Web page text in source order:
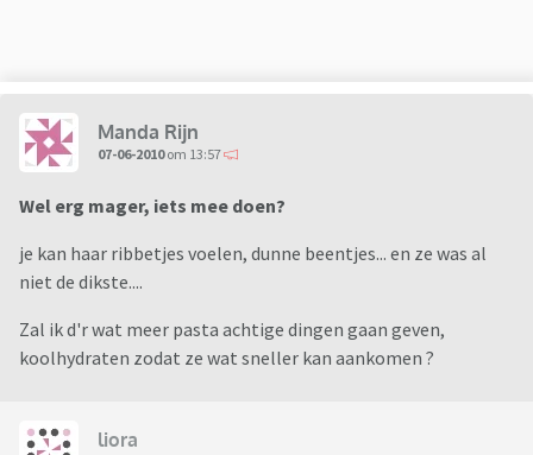
Manda Rijn
07-06-2010om 13:57
Wel erg mager, iets mee doen?
je kan haar ribbetjes voelen, dunne beentjes... en ze was al
niet de dikste....
Zal ik d'r wat meer pasta achtige dingen gaan geven,
koolhydraten zodat ze wat sneller kan aankomen ?
liora